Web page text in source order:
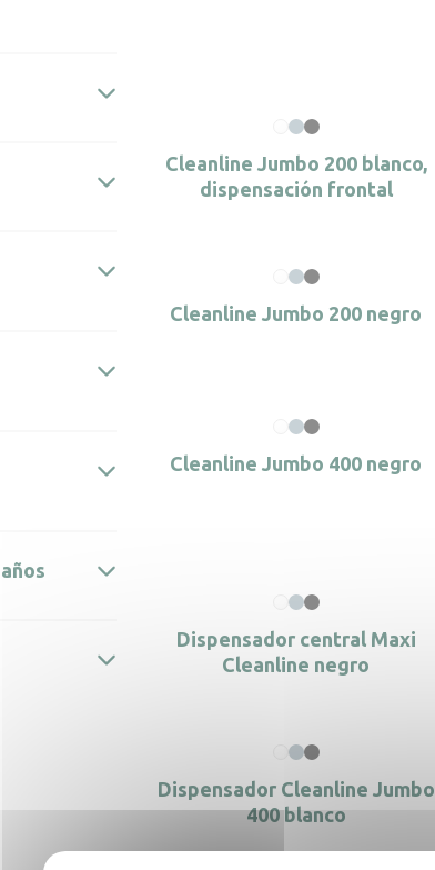
Cleanline Jumbo 200 blanco,
dispensación frontal
Cleanline Jumbo 200 negro
Cleanline Jumbo 400 negro
Dispensador central Maxi
Cleanline negro
Dispensador Cleanline Jumbo
400 blanco